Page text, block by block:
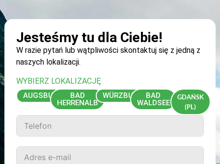
Jesteśmy tu dla Ciebie!
W razie pytań lub wątpliwości skontaktuj się z jedną z
naszych lokalizacji.
WYBIERZ LOKALIZACJĘ
AUGSBURG
BAD
HERRENALB
WÜRZBURG
BAD
WALDSEE
GDAŃSK
(PL)